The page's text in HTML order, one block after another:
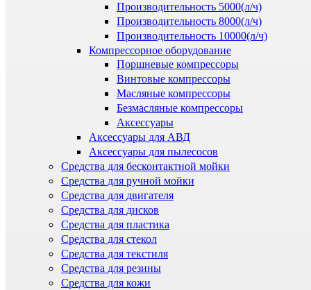
Производительность 5000(л/ч)
Производительность 8000(л/ч)
Производительность 10000(л/ч)
Компрессорное оборудование
Поршневые компрессоры
Винтовые компрессоры
Масляные компрессоры
Безмасляные компрессоры
Аксессуары
Аксессуары для АВД
Аксессуары для пылесосов
Средства для бесконтактной мойки
Средства для ручной мойки
Средства для двигателя
Средства для дисков
Средства для пластика
Средства для стекол
Средства для текстиля
Средства для резины
Средства для кожи